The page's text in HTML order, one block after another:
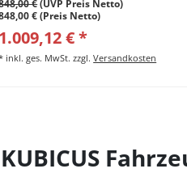
€(UVP Preis Netto)
€ (Preis Netto)
1.009,12 € *
inkl. ges. MwSt. zzgl.Versandkosten
KUBICUS